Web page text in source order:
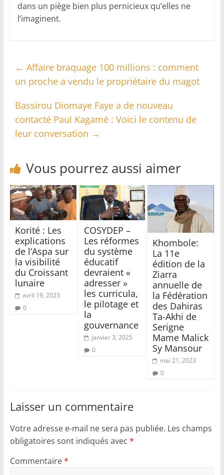
dans un piège bien plus pernicieux qu’elles ne
l’imaginent.
← Affaire braquage 100 millions : comment
un proche a vendu le propriétaire du magot
Bassirou Diomaye Faye a de nouveau
contacté Paul Kagamé : Voici le contenu de
leur conversation →
Vous pourrez aussi aimer
Korité : Les
explications
de l’Aspa sur
la visibilité
du Croissant
lunaire
avril 19, 2023
0
COSYDEP –
Les réformes
du système
éducatif
devraient «
adresser »
les curricula,
le pilotage et
la
gouvernance
janvier 3, 2025
0
Khombole:
La 11e
édition de la
Ziarra
annuelle de
la Fédération
des Dahiras
Ta-Akhi de
Serigne
Mame Malick
Sy Mansour
mai 21, 2023
0
Laisser un commentaire
Votre adresse e-mail ne sera pas publiée. Les champs
obligatoires sont indiqués avec *
Commentaire*